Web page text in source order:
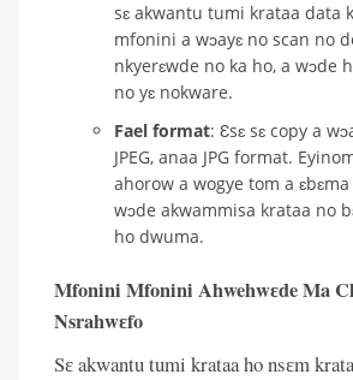
sɛ akwantu tumi krataa data
mfonini a wɔayɛ no scan no
nkyerɛwde no ka ho, a wɔde
no yɛ nokware.
Fael format: Ɛsɛ sɛ copy a
JPEG, anaa JPG format.
ahorow a wogye tom a ɛbɛma
wɔde akwammisa krataa no
ho dwuma.
Mfonini Mfonini Ahwehwɛde Ma
Nsrahwɛfo
Sɛ akwantu tumi krataa ho nsɛm